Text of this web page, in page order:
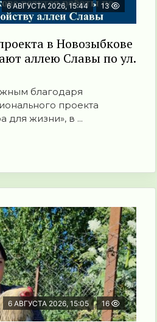
6 АВГУСТА 2026, 15:44 13
в Новозыбкове
аллею Славы по ул.
благодаря
проекта
для жизни», в ...
6 АВГУСТА 2026, 15:05 16